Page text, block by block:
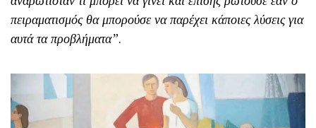
πειραματισμός θα μπορούσε να παρέχει κάποιες λύσεις για
αυτά τα προβλήματα”.